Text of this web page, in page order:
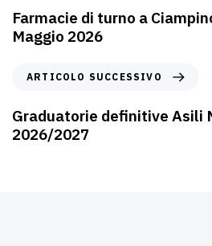
Farmacie di turno a
Maggio 2026
ARTICOLO SUCCESSIVO
Graduatorie definitive Asili
2026/2027